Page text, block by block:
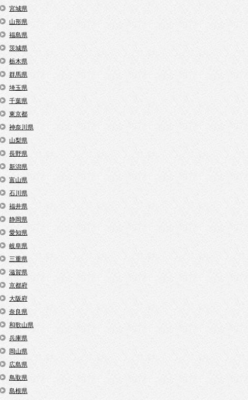
宮城県
山形県
福島県
茨城県
栃木県
群馬県
埼玉県
千葉県
東京都
神奈川県
山梨県
長野県
新潟県
富山県
石川県
福井県
静岡県
愛知県
岐阜県
三重県
滋賀県
京都府
大阪府
奈良県
和歌山県
兵庫県
岡山県
広島県
鳥取県
島根県